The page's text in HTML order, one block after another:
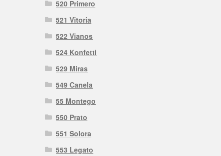
520 Primero
521 Vitoria
522 Vianos
524 Konfetti
529 Miras
549 Canela
55 Montego
550 Prato
551 Solora
553 Legato